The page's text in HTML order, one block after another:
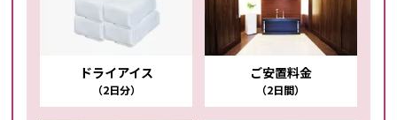
ドライアイス
（2日分）
ご安置料金
（2日間）